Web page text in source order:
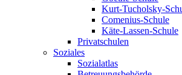
Kurt-Tucholsky-
Comenius-Schule
Käte-Lassen-Schule
Privatschulen
Soziales
Sozialatlas